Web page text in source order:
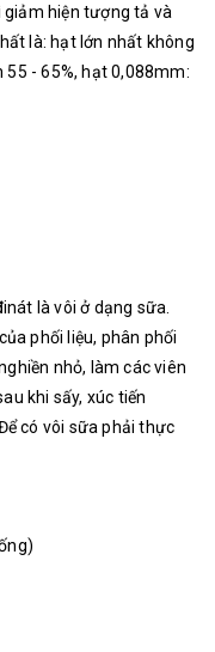
hiện tượng tả và
là: hạt lớn nhất không
- 65%, hạt 0,088mm:
là vôi ở dạng sữa.
phối liệu, phân phối
nhỏ, làm các viên
khi sấy, xúc tiến
có vôi sữa phải thực